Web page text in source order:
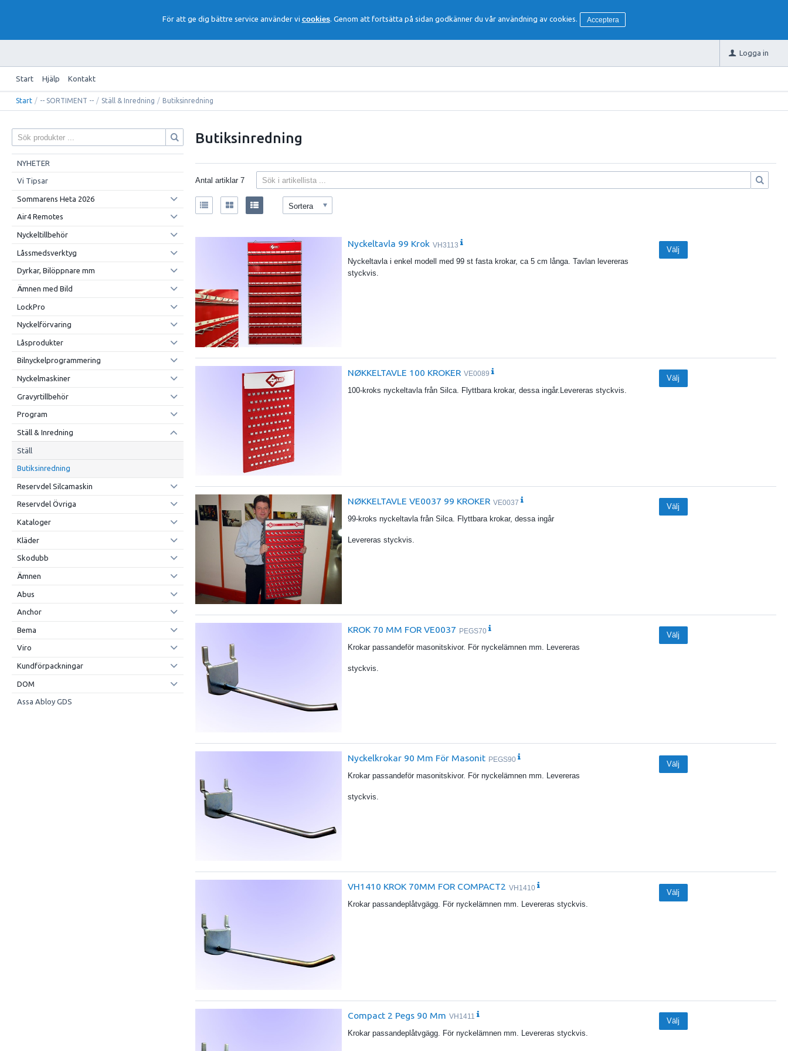
För att ge dig bättre service använder vi cookies. Genom att fortsätta på sidan godkänner du vår användning av cookies. Acceptera
Logga in
Start Hjälp Kontakt
Start / -- SORTIMENT -- / Ställ & Inredning / Butiksinredning
NYHETER
Vi Tipsar
Sommarens Heta 2026
Air4 Remotes
Nyckeltillbehör
Låssmedsverktyg
Dyrkar, Bilöppnare mm
Ämnen med Bild
LockPro
Nyckelförvaring
Låsprodukter
Bilnyckelprogrammering
Nyckelmaskiner
Gravyrtillbehör
Program
Ställ & Inredning
Ställ
Butiksinredning
Reservdel Silcamaskin
Reservdel Övriga
Kataloger
Kläder
Skodubb
Ämnen
Abus
Anchor
Bema
Viro
Kundförpackningar
DOM
Assa Abloy GDS
Butiksinredning
Antal artiklar7
Sortera
Nyckeltavla 99 Krok VH3113
Nyckeltavla i enkel modell med 99 st fasta krokar, ca 5 cm långa. Tavlan levereras
styckvis.
Välj
NØKKELTAVLE 100 KROKER VE0089
100-kroks nyckeltavla från Silca. Flyttbara krokar, dessa ingår.Levereras styckvis.
Välj
NØKKELTAVLE VE0037 99 KROKER VE0037
99-kroks nyckeltavla från Silca. Flyttbara krokar, dessa ingår
Levereras styckvis.
Välj
KROK 70 MM FOR VE0037 PEGS70
Krokar passandeför masonitskivor. För nyckelämnen mm. Levereras
styckvis.
Välj
Nyckelkrokar 90 Mm För Masonit PEGS90
Krokar passandeför masonitskivor. För nyckelämnen mm. Levereras
styckvis.
Välj
VH1410 KROK 70MM FOR COMPACT2 VH1410
Krokar passandeplåtvgägg. För nyckelämnen mm. Levereras styckvis.
Välj
Compact 2 Pegs 90 Mm VH1411
Krokar passandeplåtvgägg. För nyckelämnen mm. Levereras styckvis.
Välj